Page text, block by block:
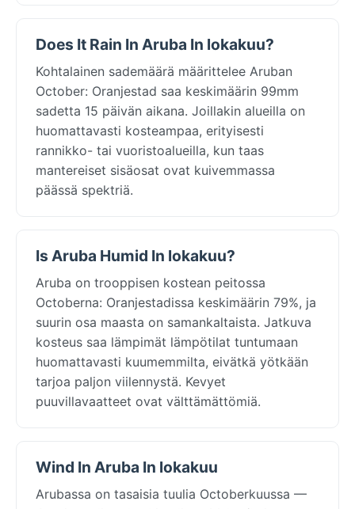
Does It Rain In Aruba In lokakuu?
Kohtalainen sademäärä määrittelee Aruban
October: Oranjestad saa keskimäärin 99mm
sadetta 15 päivän aikana. Joillakin alueilla on
huomattavasti kosteampaa, erityisesti
rannikko- tai vuoristoalueilla, kun taas
mantereiset sisäosat ovat kuivemmassa
päässä spektriä.
Is Aruba Humid In lokakuu?
Aruba on trooppisen kostean peitossa
Octoberna: Oranjestadissa keskimäärin 79%, ja
suurin osa maasta on samankaltaista. Jatkuva
kosteus saa lämpimät lämpötilat tuntumaan
huomattavasti kuumemmilta, eivätkä yötkään
tarjoa paljon viilennystä. Kevyet
puuvillavaatteet ovat välttämättömiä.
Wind In Aruba In lokakuu
Arubassa on tasaisia tuulia Octoberkuussa —